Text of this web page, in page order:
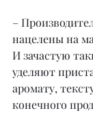
–
нацелены на
И зачастую
уделяют
аромату,
конечного